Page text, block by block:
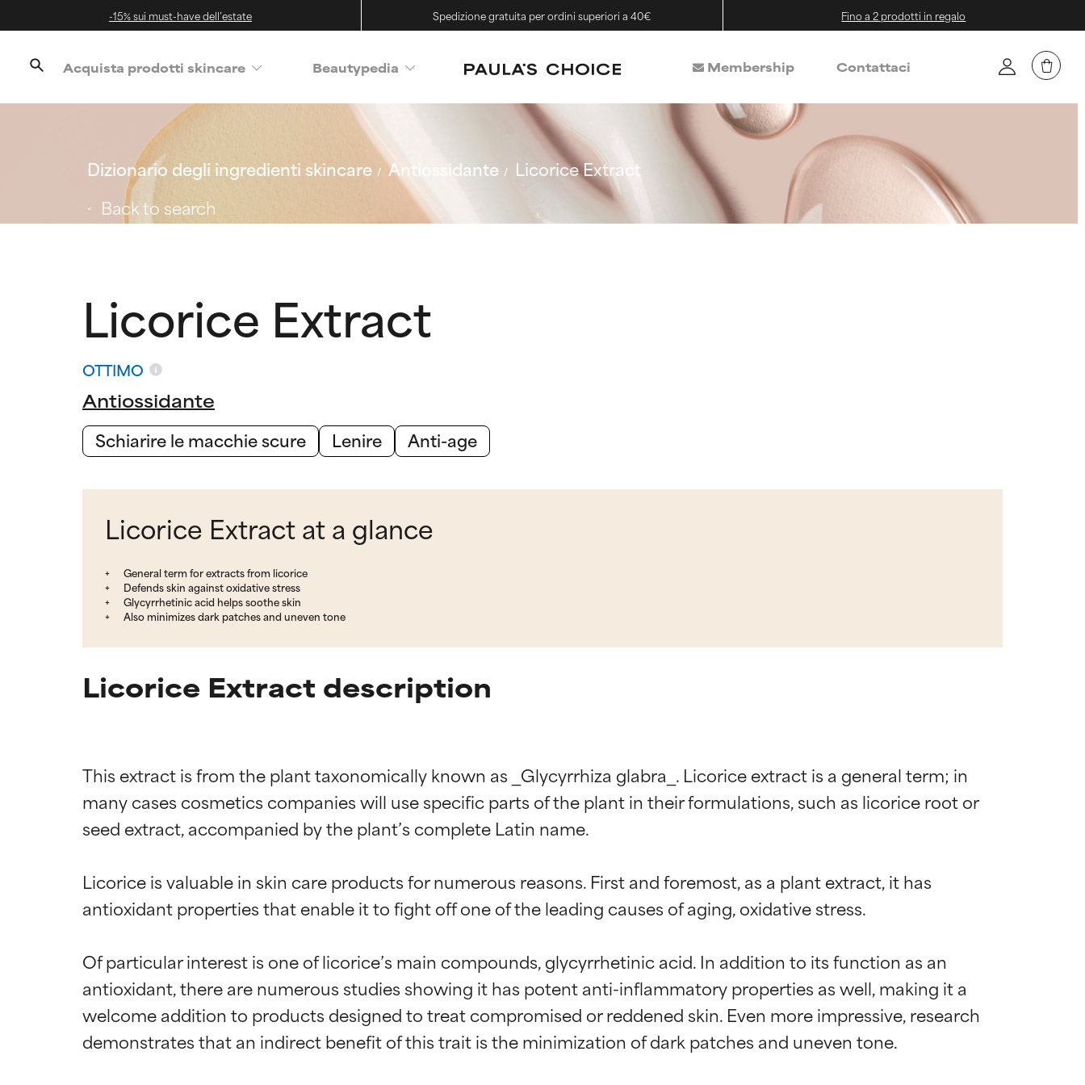
-15% sui must-have dell’estate Spedizione gratuita per ordini superiori a 40€ Fino a 2 prodotti in regalo
Acquista prodotti skincare Beautypedia Membership Contattaci
Dizionario degli ingredienti skincare Antiossidante
Licorice Extract
Back to search
Licorice Extract
OTTIMO
Antiossidante
Schiarire le macchie scure
Lenire Anti-age
Licorice Extract at a glance
General term for extracts from licorice
Defends skin against oxidative stress
Glycyrrhetinic acid helps soothe skin
Also minimizes dark patches and uneven tone
Licorice Extract description
This extract is from the plant taxonomically known as _Glycyrrhiza glabra_. Licorice extract is a general term; in
many cases cosmetics companies will use specific parts of the plant in their formulations, such as licorice root or
seed extract, accompanied by the plant’s complete Latin name.
Licorice is valuable in skin care products for numerous reasons. First and foremost, as a plant extract, it has
antioxidant properties that enable it to fight off one of the leading causes of aging, oxidative stress.
Of particular interest is one of licorice’s main compounds, glycyrrhetinic acid. In addition to its function as an
antioxidant, there are numerous studies showing it has potent anti-inflammatory properties as well, making it a
welcome addition to products designed to treat compromised or reddened skin. Even more impressive, research